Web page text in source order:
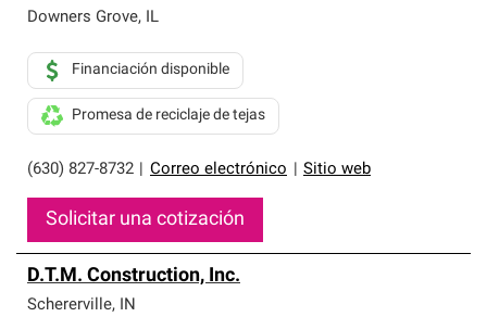
Downers Grove, IL
(630) 827-8732 Correo electrónico Sitio web
Financiación disponible
Promesa de reciclaje de tejas
Solicitar una cotización
D.T.M. Construction, Inc.
Schererville, IN